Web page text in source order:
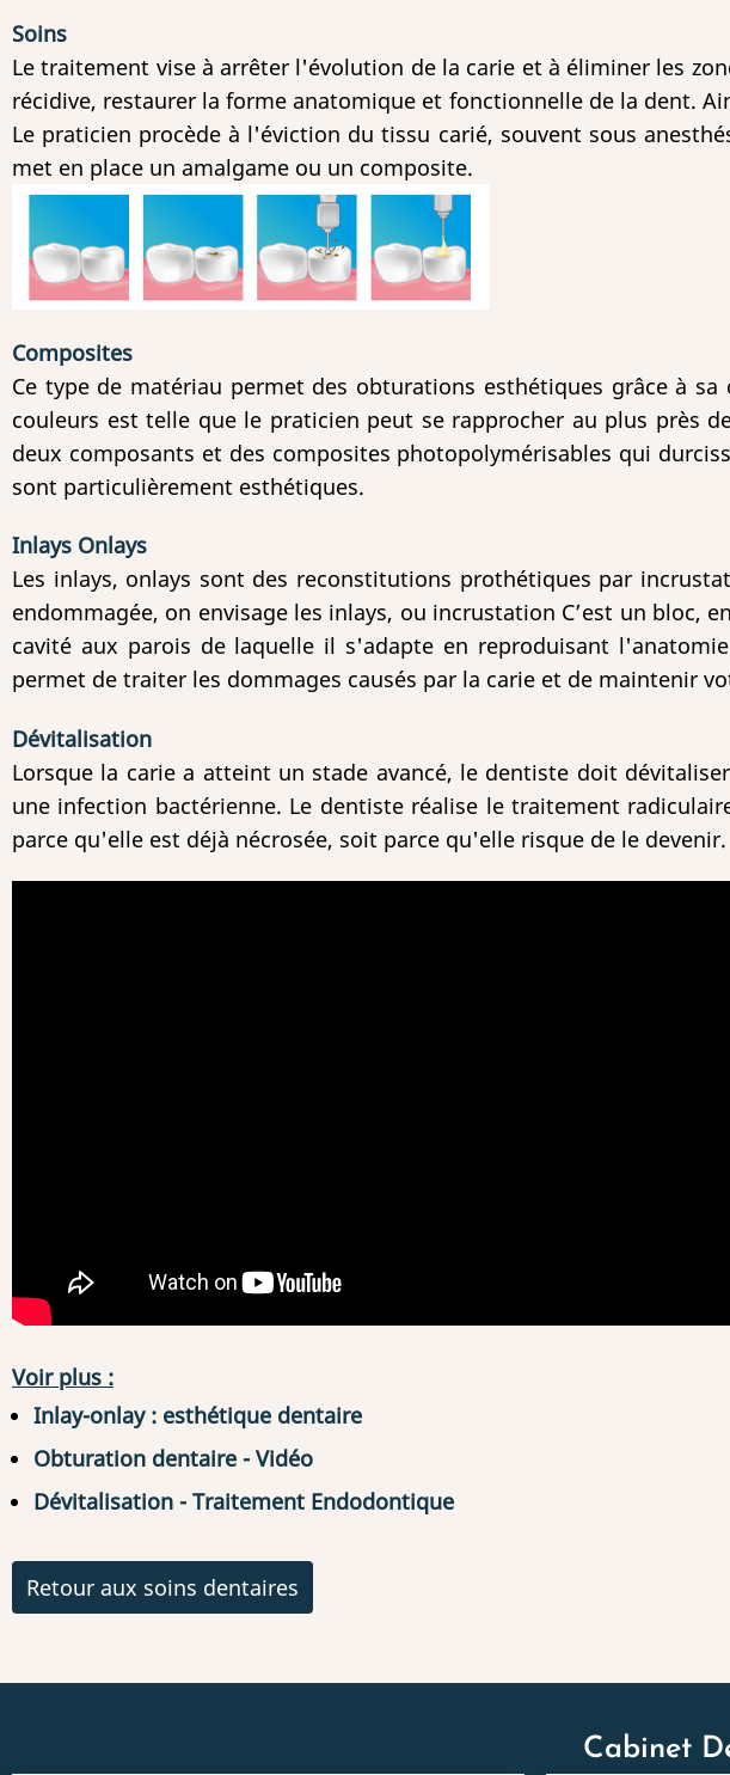
Soins
Le traitement vise à arrêter l'évolution de la carie et à éliminer les
récidive, restaurer la forme anatomique et fonctionnelle de la dent.
Le praticien procède à l'éviction du tissu carié, souvent sous
met en place un amalgame ou un composite.
Composites
Ce type de matériau permet des obturations esthétiques grâce à
couleurs est telle que le praticien peut se rapprocher au plus près
deux composants et des composites photopolymérisables qui
sont particulièrement esthétiques.
Inlays Onlays
Les inlays, onlays sont des reconstitutions prothétiques par
endommagée, on envisage les inlays, ou incrustation C’est un bloc,
cavité aux parois de laquelle il s'adapte en reproduisant
permet de traiter les dommages causés par la carie et de maintenir
Dévitalisation
Lorsque la carie a atteint un stade avancé, le dentiste doit
une infection bactérienne. Le dentiste réalise le traitement
parce qu'elle est déjà nécrosée, soit parce qu'elle risque de le devenir.
Voir plus :
Inlay-onlay : esthétique dentaire
Obturation dentaire - Vidéo
Dévitalisation - Traitement Endodontique
Retour aux soins dentaires
Cabinet